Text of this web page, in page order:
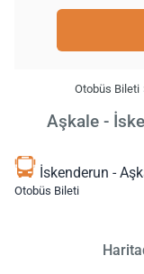
Otobüs Bileti
Aşkale -
İskenderun -
Otobüs Bileti